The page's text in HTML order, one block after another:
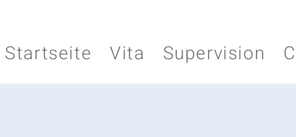
Startseite Vita Supervision